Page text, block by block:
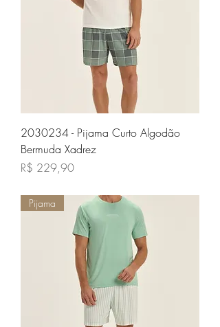
2030234 - Pijama Curto Algodão
Bermuda Xadrez
Preço
R$ 229,90
Pijama